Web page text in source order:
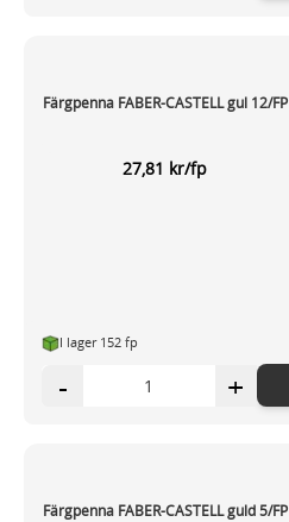
Färgpenna FABER-CASTELL gul 12/FP
27,81 kr/fp
I lager 152 fp
- +
Färgpenna FABER-CASTELL guld 5/FP